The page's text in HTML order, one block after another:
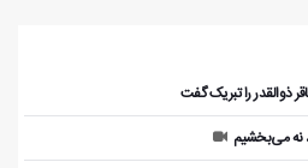
ذوالقدر را تبریک گفت
نه می‌بخشیم